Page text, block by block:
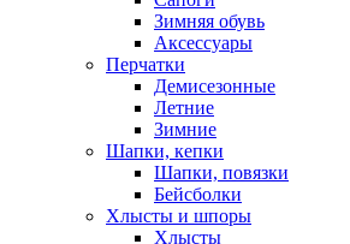
Зимняя обувь
Аксессуары
Перчатки
Демисезонные
Летние
Зимние
Шапки, кепки
Шапки, повязки
Бейсболки
Хлысты и шпоры
Хлысты